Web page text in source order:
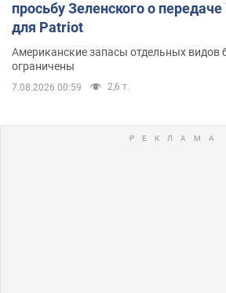
просьбу Зеленского о
для Patriot
Американские запасы отдельных видов
ограничены
7.08.2026 00:59 2,6 т.